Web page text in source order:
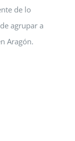
de lo
agrupar a
Aragón.